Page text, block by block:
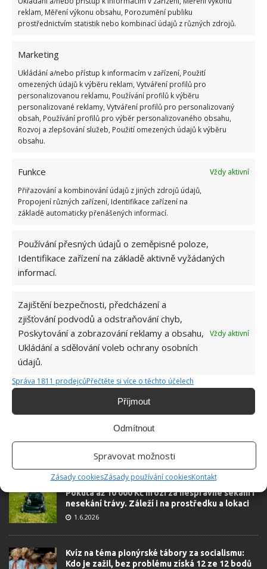
reklam, Měření výkonu obsahu, Porozumění publiku
prostřednictvím statistik nebo kombinací údajů z různých zdrojů.
Marketing
Ukládání a/nebo přístup k informacím v zařízení, Použití
omezených údajů k výběru reklam, Vytváření profilů pro
personalizovanou reklamu, Používání profilů k výběru
personalizované reklamy, Vytváření profilů pro personalizovaný
obsah, Používání profilů pro výběr personalizovaného obsahu,
Rozvoj a zlepšování služeb, Použití omezených údajů k výběru
obsahu.
Funkce
Vždy aktivní
Přiřazování a kombinování údajů z jiných zdrojů údajů,
Propojení různých zařízení, Identifikace zařízení na
základě automaticky přenášených informací.
Používání přesných údajů o zeměpisné poloze,
Identifikace zařízení na základě aktivně vyžádaných
informací.
Zajištění bezpečnosti, předcházení a
zjišťování podvodů a odstraňování chyb,
Poskytování a zobrazování reklamy a obsahu,
Ukládání a sdělování voleb ochrany osobních
údajů.
Vždy aktivní
Správa 1811 prodejcůPřečtěte si více o těchto účelech
Příjmout
Odmítnout
Spravovat možnosti
Zásady cookiesZásady používání cookiesKontakt
přírodní prostředek, který pomáhá rozkládat skvrny
Nezapomeňte, že různé typy podlah vyžadují různé
metody čištění, proto se vždy seznamte s
doporučeními výrobce. Díky těmto tipům na čištění
podlah nejen ušetříte čas a námahu, ale také se
budete těšit z bezchybných podlah, které přispívají k
čistému a zdravému prostředí domova.
Absolvent České zemědělské
univerzity, který je již od malička
OBLÍBENÉ ČLÁNKY
Pokuta až 10 000 Kč hrozí za nesprávné sekání i
nesekání trávy. Záleží i na prostředku a lokaci
1.6.2026
Kvíz na téma pionýrské tábory za socialismu:
Kdo je zažil, bez problému získá 12 ze 12 bodů